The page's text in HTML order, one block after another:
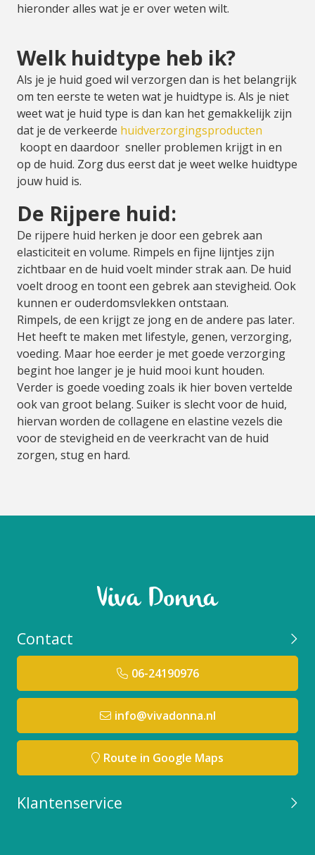
hieronder alles wat je er over weten wilt.
Welk huidtype heb ik?
Als je je huid goed wil verzorgen dan is het belangrijk
om ten eerste te weten wat je huidtype is. Als je niet
weet wat je huid type is dan kan het gemakkelijk zijn
dat je de verkeerde huidverzorgingsproducten
koopt en daardoor sneller problemen krijgt in en
op de huid. Zorg dus eerst dat je weet welke huidtype
jouw huid is.
De Rijpere huid:
De rijpere huid herken je door een gebrek aan
elasticiteit en volume. Rimpels en fijne lijntjes zijn
zichtbaar en de huid voelt minder strak aan. De huid
voelt droog en toont een gebrek aan stevigheid. Ook
kunnen er ouderdomsvlekken ontstaan.
Rimpels, de een krijgt ze jong en de andere pas later.
Het heeft te maken met lifestyle, genen, verzorging,
voeding. Maar hoe eerder je met goede verzorging
begint hoe langer je je huid mooi kunt houden.
Verder is goede voeding zoals ik hier boven vertelde
ook van groot belang. Suiker is slecht voor de huid,
hiervan worden de collagene en elastine vezels die
voor de stevigheid en de veerkracht van de huid
zorgen, stug en hard.
Contact
06-24190976
info@vivadonna.nl
Route in Google Maps
Klantenservice